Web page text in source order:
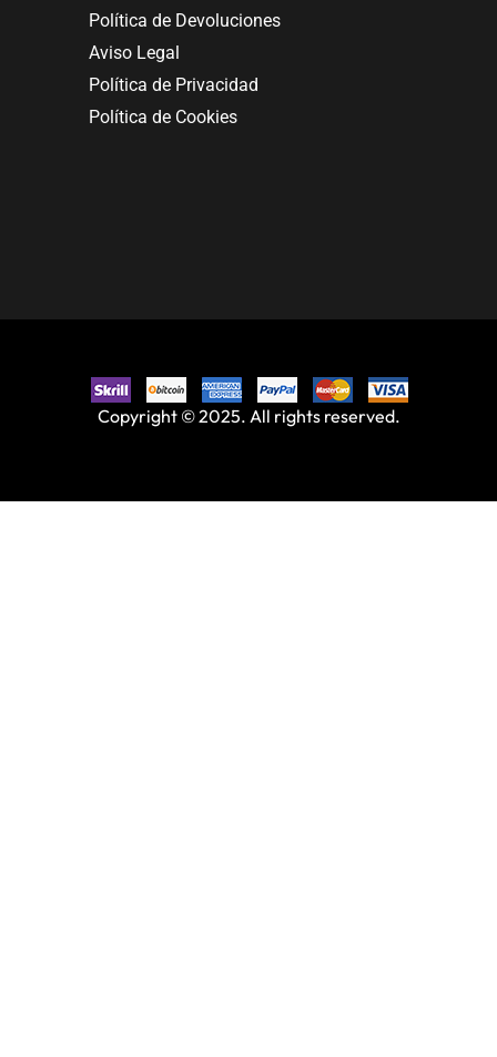
Política de Devoluciones
Aviso Legal
Política de Privacidad
Política de Cookies
Copyright © 2025. All rights reserved.